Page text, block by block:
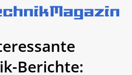
Berichte: